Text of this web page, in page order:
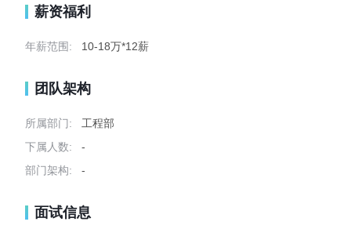
薪资福利
年薪范围: 10-18万*12薪
团队架构
所属部门:
工程部
下属人数:
-
部门架构:
-
面试信息